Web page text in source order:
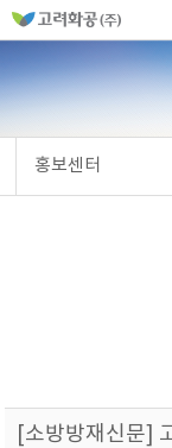
홍보센터
[소방방재신문]